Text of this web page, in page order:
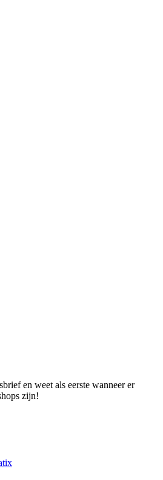
en weet als eerste wanneer er
zijn!